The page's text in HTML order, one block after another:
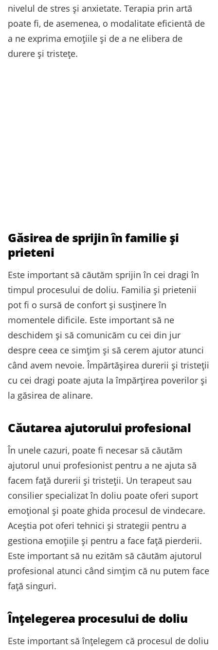
nivelul de stres și anxietate. Terapia prin artă
poate fi, de asemenea, o modalitate eficientă de
a ne exprima emoțiile și de a ne elibera de
durere și tristețe.
Găsirea de sprijin în familie și
prieteni
Este important să căutăm sprijin în cei dragi în
timpul procesului de doliu. Familia și prietenii
pot fi o sursă de confort și susținere în
momentele dificile. Este important să ne
deschidem și să comunicăm cu cei din jur
despre ceea ce simțim și să cerem ajutor atunci
când avem nevoie. Împărtășirea durerii și tristeții
cu cei dragi poate ajuta la împărțirea poverilor și
la găsirea de alinare.
Căutarea ajutorului profesional
În unele cazuri, poate fi necesar să căutăm
ajutorul unui profesionist pentru a ne ajuta să
facem față durerii și tristeții. Un terapeut sau
consilier specializat în doliu poate oferi suport
emoțional și poate ghida procesul de vindecare.
Aceștia pot oferi tehnici și strategii pentru a
gestiona emoțiile și pentru a face față pierderii.
Este important să nu ezităm să căutăm ajutorul
profesional atunci când simțim că nu putem face
față singuri.
Înțelegerea procesului de doliu
Este important să înțelegem că procesul de doliu